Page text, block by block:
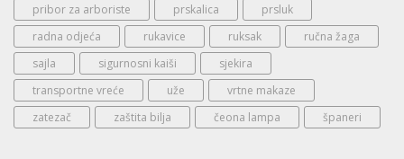
pribor za arboriste
prskalica
prsluk
radna odjeća
rukavice ruksak
ručna žaga
sajla
sigurnosni kaiši
sjekira
transportne vreće
uže
vrtne makaze
zatezač
zaštita bilja čeona lampa španeri